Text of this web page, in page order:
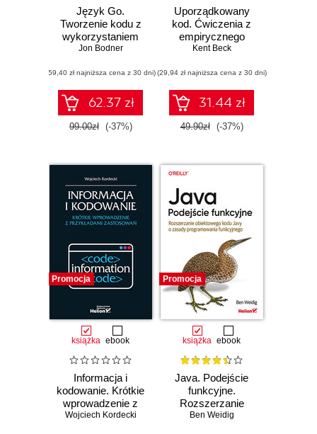
Język Go.
Tworzenie kodu z
wykorzystaniem
najlepszych
praktyk. Wydanie II
Jon Bodner
(59,40 zł najniższa cena z 30 dni)
62.37 zł
99.00zł (-37%)
Uporządkowany
kod. Ćwiczenia z
empirycznego
projektowania
Kent Beck
(29,94 zł najniższa cena z 30 dni)
31.44 zł
49.90zł (-37%)
Promocja
książka ebook
Informacja i
kodowanie. Krótkie
wprowadzenie z
przykładami
Wojciech Kordecki
Promocja
książka ebook
Java. Podejście
funkcyjne.
Rozszerzanie
obiektowego kodu
Ben Weidig